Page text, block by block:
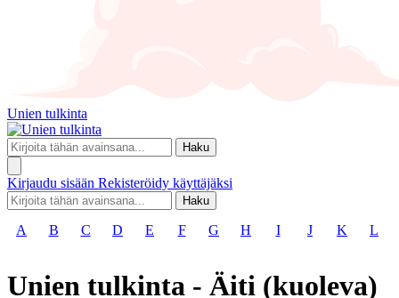
Unien tulkinta
Haku
Kirjaudu sisään Rekisteröidy käyttäjäksi
Haku
A B C D E F G H I J K L
Unien tulkinta - Äiti (kuoleva)